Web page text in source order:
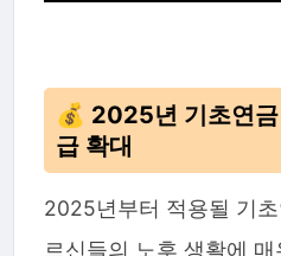
💰 2025년 기초연금
급 확대
2025년부터 적용될 기
르신들의 노후 생활에